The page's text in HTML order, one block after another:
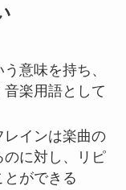
意味を持ち、
楽用語として
インは楽曲の
に対し、リピ
ができる